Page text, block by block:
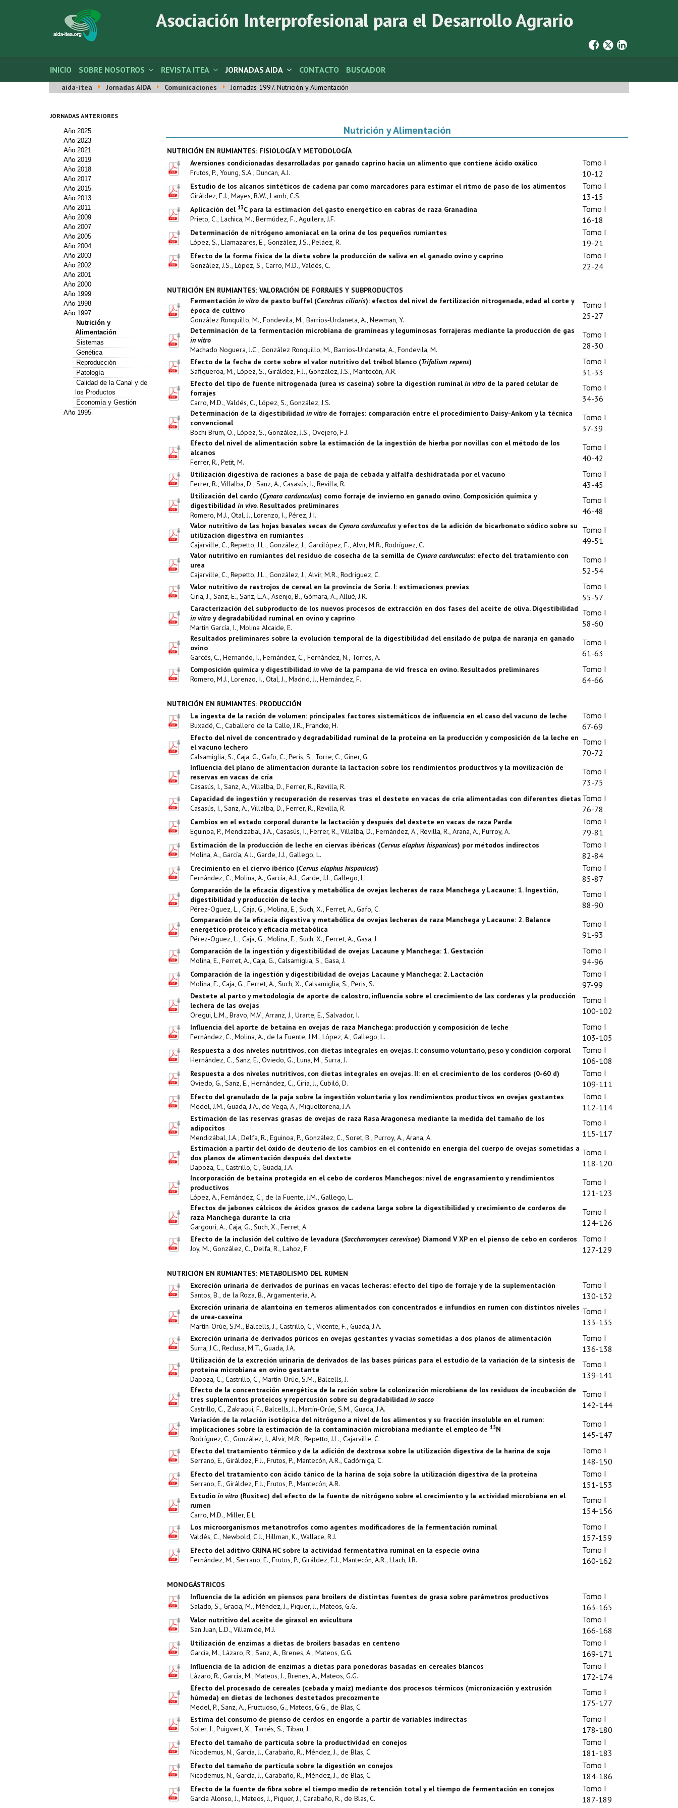
INICIO SOBRE NOSOTROS REVISTA ITEA JORNADAS AIDA CONTACTO BUSCADOR
aida-itea Jornadas AIDA Comunicaciones Jornadas 1997. Nutrición y Alimentación
JORNADAS ANTERIORES
Año 2025
Año 2023
Año 2021
Año 2019
Año 2018
Año 2017
Año 2015
Año 2013
Año 2011
Año 2009
Año 2007
Año 2005
Año 2004
Año 2003
Año 2002
Año 2001
Año 2000
Año 1999
Año 1998
Año 1997
Nutrición y
Alimentación
Sistemas
Genética
Reproducción
Patología
Calidad de la Canal y de
los Productos
Economía y Gestión
Año 1995
Nutrición y Alimentación
NUTRICIÓN EN RUMIANTES: FISIOLOGÍA Y METODOLOGÍA
Aversiones condicionadas desarrolladas por ganado caprino hacia un alimento que contiene ácido oxálico
Frutos, P., Young, S.A., Duncan, A.J.
Tomo I
10-12
Estudio de los alcanos sintéticos de cadena par como marcadores para estimar el ritmo de paso de los alimentos
Giráldez, F.J., Mayes, R.W., Lamb, C.S.
Tomo I
13-15
Aplicación del 13C para la estimación del gasto energético en cabras de raza Granadina
Prieto, C., Lachica, M., Bermúdez, F., Aguilera, J.F.
Tomo I
16-18
Determinación de nitrógeno amoniacal en la orina de los pequeños rumiantes
López, S., Llamazares, E., González, J.S., Peláez, R.
Tomo I
19-21
Efecto de la forma física de la dieta sobre la producción de saliva en el ganado ovino y caprino
González, J.S., López, S., Carro, M.D., Valdés, C.
Tomo I
22-24
NUTRICIÓN EN RUMIANTES: VALORACIÓN DE FORRAJES Y SUBPRODUCTOS
Fermentación in vitro de pasto buffel (Cenchrus ciliaris): efectos del nivel de fertilización nitrogenada, edad al corte y
época de cultivo
González Ronquillo, M., Fondevila, M., Barrios‑Urdaneta, A., Newman, Y.
Tomo I
25-27
Determinación de la fermentación microbiana de gramíneas y leguminosas forrajeras mediante la producción de gas
in vitro
Machado Noguera, J.C., González Ronquillo, M., Barrios‑Urdaneta, A., Fondevila, M.
Tomo I
28-30
Efecto de la fecha de corte sobre el valor nutritivo del trébol blanco (Trifolium repens)
Safigueroa, M., López, S., Giráldez, F.J., González, J.S., Mantecón, A.R.
Tomo I
31-33
Efecto del tipo de fuente nitrogenada (urea vs caseína) sobre la digestión ruminalin vitro de la pared celular de
forrajes
Carro, M.D., Valdés, C., López, S., González, J.S.
Tomo I
34-36
Determinación de la digestibilidad in vitro de forrajes: comparación entre el procedimiento Daisy-Ankom y la técnica
convencional
Bochi Brum, O., López, S., González, J.S., Ovejero, F.J.
Tomo I
37-39
Efecto del nivel de alimentación sobre la estimación de la ingestión de hierba por novillas con el método de los
alcanos
Ferrer, R., Petit, M.
Tomo I
40-42
Utilización digestiva de raciones a base de paja de cebada y alfalfa deshidratada por el vacuno
Ferrer, R., Villalba, D., Sanz, A., Casasús, I., Revilla, R.
Tomo I
43-45
Utilización del cardo (Cynara cardunculus) como forraje de invierno en ganado ovino. Composición química y
digestibilidad in vivo. Resultados preliminares
Romero, M.J., Otal, J., Lorenzo, I., Pérez, J.I.
Tomo I
46-48
Valor nutritivo de las hojas basales secas de Cynara cardunculus y efectos de la adición de bicarbonato sódico sobre su
utilización digestiva en rumiantes
Cajarville, C., Repetto, J.L., González, J., Garcilópez, F., Alvir, M.R., Rodríguez, C.
Tomo I
49-51
Valor nutritivo en rumiantes del residuo de cosecha de la semilla de Cynara cardunculus: efecto del tratamiento con
urea
Cajarville, C., Repetto, J.L., González, J., Alvir, M.R., Rodríguez, C.
Tomo I
52-54
Valor nutritivo de rastrojos de cereal en la provincia de Soria. I: estimaciones previas
Ciria, J., Sanz, E., Sanz, L.A., Asenjo, B., Gómara, A., Allué, J.R.
Tomo I
55-57
Caracterización del subproducto de los nuevos procesos de extracción en dos fases del aceite de oliva. Digestibilidad
in vitro y degradabilidad ruminal en ovino y caprino
Martín García, I., Molina Alcaide, E.
Tomo I
58-60
Resultados preliminares sobre la evolución temporal de la digestibilidad del ensilado de pulpa de naranja en ganado
ovino
Garcés, C., Hernando, I., Fernández, C., Fernández, N., Torres, A.
Tomo I
61-63
Composición química y digestibilidad in vivo de la pampana de vid fresca en ovino. Resultados preliminares
Romero, M.J., Lorenzo, I., Otal, J., Madrid, J., Hernández, F.
Tomo I
64-66
NUTRICIÓN EN RUMIANTES: PRODUCCIÓN
La ingesta de la ración de volumen: principales factores sistemáticos de influencia en el caso del vacuno de leche
Buxadé, C., Caballero de la Calle, J.R., Francke, H.
Tomo I
67-69
Efecto del nivel de concentrado y degradabilidad ruminal de la proteína en la producción y composición de la leche en
el vacuno lechero
Calsamiglia, S., Caja, G., Gafo, C., Peris, S., Torre, C., Giner, G.
Tomo I
70-72
Influencia del plano de alimentación durante la lactación sobre los rendimientos productivos y la movilización de
reservas en vacas de cría
Casasús, I., Sanz, A., Villalba, D., Ferrer, R., Revilla, R.
Tomo I
73-75
Capacidad de ingestión y recuperación de reservas tras el destete en vacas de cría alimentadas con diferentes dietas
Casasús, I., Sanz, A., Villalba, D., Ferrer, R., Revilla, R.
Tomo I
76-78
Cambios en el estado corporal durante la lactación y después del destete en vacas de raza Parda
Eguinoa, P., Mendizábal, J.A., Casasús, I., Ferrer, R., Villalba, D., Fernández, A., Revilla, R., Arana, A., Purroy, A.
Tomo I
79-81
Estimación de la producción de leche en ciervas ibéricas (Cervus elaphus hispanicus) por métodos indirectos
Molina, A., García, A.J., Garde, J.J., Gallego, L.
Tomo I
82-84
Crecimiento en el ciervo ibérico (Cervus elaphus hispanicus)
Fernández, C., Molina, A., García, A.J., Garde, J.J., Gallego, L.
Tomo I
85-87
Comparación de la eficacia digestiva y metabólica de ovejas lecheras de raza Manchega y Lacaune: 1. Ingestión,
digestibilidad y producción de leche
Pérez‑Oguez, L., Caja, G., Molina, E., Such, X., Ferret, A., Gafo, C.
Tomo I
88-90
Comparación de la eficacia digestiva y metabólica de ovejas lecheras de raza Manchega y Lacaune: 2. Balance
energético‑proteico y eficacia metabólica
Pérez‑Oguez, L., Caja, G., Molina, E., Such, X., Ferret, A., Gasa, J.
Tomo I
91-93
Comparación de la ingestión y digestibilidad de ovejas Lacaune y Manchega: 1. Gestación
Molina, E., Ferret, A., Caja, G., Calsamiglia, S., Gasa, J.
Tomo I
94-96
Comparación de la ingestión y digestibilidad de ovejas Lacaune y Manchega: 2. Lactación
Molina, E., Caja, G., Ferret, A., Such, X., Calsamiglia, S., Peris, S.
Tomo I
97-99
Destete al parto y metodología de aporte de calostro, influencia sobre el crecimiento de las corderas y la producción
lechera de las ovejas
Oregui, L.M., Bravo, M.V., Arranz, J., Urarte, E., Salvador, I.
Tomo I
100-102
Influencia del aporte de betaína en ovejas de raza Manchega: producción y composición de leche
Fernández, C., Molina, A., de la Fuente, J.M., López, A., Gallego, L.
Tomo I
103-105
Respuesta a dos niveles nutritivos, con dietas integrales en ovejas. I: consumo voluntario, peso y condición corporal
Hernández, C., Sanz, E., Oviedo, G., Luna, M., Surra, J.
Tomo I
106-108
Respuesta a dos niveles nutritivos, con dietas integrales en ovejas. II: en el crecimiento de los corderos (0-60 d)
Oviedo, G., Sanz, E., Hernández, C., Ciria, J., Cubiló, D.
Tomo I
109-111
Efecto del granulado de la paja sobre la ingestión voluntaria y los rendimientos productivos en ovejas gestantes
Medel, J.M., Guada, J.A., de Vega, A., Migueltorena, J.A.
Tomo I
112-114
Estimación de las reservas grasas de ovejas de raza Rasa Aragonesa mediante la medida del tamaño de los
adipocitos
Mendizábal, J.A., Delfa, R., Eguinoa, P., González, C., Soret, B., Purroy, A., Arana, A.
Tomo I
115-117
Estimación a partir del óxido de deuterio de los cambios en el contenido en energía del cuerpo de ovejas sometidas a
dos planos de alimentación después del destete
Dapoza, C., Castrillo, C., Guada, J.A.
Tomo I
118-120
Incorporación de betaína protegida en el cebo de corderos Manchegos: nivel de engrasamiento y rendimientos
productivos
López, A., Fernández, C., de la Fuente, J.M., Gallego, L.
Tomo I
121-123
Efectos de jabones cálcicos de ácidos grasos de cadena larga sobre la digestibilidad y crecimiento de corderos de
raza Manchega durante la cría
Gargouri, A., Caja, G., Such, X., Ferret, A.
Tomo I
124-126
Efecto de la inclusión del cultivo de levadura (Saccharomyces cerevisae) Diamond V XP en el pienso de cebo en corderos
Joy, M., González, C., Delfa, R., Lahoz, F.
Tomo I
127-129
NUTRICIÓN EN RUMIANTES: METABOLISMO DEL RUMEN
Excreción urinaria de derivados de purinas en vacas lecheras: efecto del tipo de forraje y de la suplementación
Santos, B., de la Roza, B., Argamentería, A.
Tomo I
130-132
Excreción urinaria de alantoína en terneros alimentados con concentrados e infundios en rumen con distintos niveles
de urea‑caseína
Martín‑Orúe, S.M., Balcells, J., Castrillo, C., Vicente, F., Guada, J.A.
Tomo I
133-135
Excreción urinaria de derivados púricos en ovejas gestantes y vacías sometidas a dos planos de alimentación
Surra, J.C., Reclusa, M.T., Guada, J.A.
Tomo I
136-138
Utilización de la excreción urinaria de derivados de las bases púricas para el estudio de la variación de la síntesis de
proteína microbiana en ovino gestante
Dapoza, C., Castrillo, C., Martín‑Orúe, S.M., Balcells, J.
Tomo I
139-141
Efecto de la concentración energética de la ración sobre la colonización microbiana de los residuos de incubación de
tres suplementos proteicos y repercusión sobre su degradabilidad in sacco
Castrillo, C., Zakraoui, F., Balcells, J., Martín‑Orúe, S.M., Guada, J.A.
Tomo I
142-144
Variación de la relación isotópica del nitrógeno a nivel de los alimentos y su fracción insoluble en el rumen:
implicaciones sobre la estimación de la contaminación microbiana mediante el empleo de 15N
Rodríguez, C., González, J., Alvir, M.R., Repetto, J.L., Cajarville, C.
Tomo I
145-147
Efecto del tratamiento térmico y de la adición de dextrosa sobre la utilización digestiva de la harina de soja
Serrano, E., Giráldez, F.J., Frutos, P., Mantecón, A.R., Cadórniga, C.
Tomo I
148-150
Efecto del tratamiento con ácido tánico de la harina de soja sobre la utilización digestiva de la proteína
Serrano, E., Giráldez, F.J., Frutos, P., Mantecón, A.R.
Tomo I
151-153
Estudio in vitro (Rusitec) del efecto de la fuente de nitrógeno sobre el crecimiento y la actividad microbiana en el
rumen
Carro, M.D., Miller, E.L.
Tomo I
154-156
Los microorganismos metanotrofos como agentes modificadores de la fermentación ruminal
Valdés, C., Newbold, C.J., Hillman, K., Wallace, R.J.
Tomo I
157-159
Efecto del aditivo CRINA HC sobre la actividad fermentativa ruminal en la especie ovina
Fernández, M., Serrano, E., Frutos, P., Giráldez, F.J., Mantecón, A.R., Llach, J.R.
Tomo I
160-162
MONOGÁSTRICOS
Influencia de la adición en piensos para broilers de distintas fuentes de grasa sobre parámetros productivos
Salado, S., Gracia, M., Méndez, J., Piquer, J., Mateos, G.G.
Tomo I
163-165
Valor nutritivo del aceite de girasol en avicultura
San Juan, L.D., Villamide, M.J.
Tomo I
166-168
Utilización de enzimas a dietas de broilers basadas en centeno
García, M., Lázaro, R., Sanz, A., Brenes, A., Mateos, G.G.
Tomo I
169-171
Influencia de la adición de enzimas a dietas para ponedoras basadas en cereales blancos
Lázaro, R., García, M., Mateos, J., Brenes, A., Mateos, G.G.
Tomo I
172-174
Efecto del procesado de cereales (cebada y maíz) mediante dos procesos térmicos (micronización y extrusión
húmeda) en dietas de lechones destetados precozmente
Medel, P., Sanz, A., Fructuoso, G., Mateos, G.G., de Blas, C.
Tomo I
175-177
Estima del consumo de pienso de cerdos en engorde a partir de variables indirectas
Soler, J., Puigvert, X., Tarrés, S., Tibau, J.
Tomo I
178-180
Efecto del tamaño de partícula sobre la productividad en conejos
Nicodemus, N., García, J., Carabaño, R., Méndez, J., de Blas, C.
Tomo I
181-183
Efecto del tamaño de partícula sobre la digestión en conejos
Nicodemus, N., García, J., Carabaño, R., Méndez, J., de Blas, C.
Tomo I
184-186
Efecto de la fuente de fibra sobre el tiempo medio de retención total y el tiempo de fermentación en conejos
García Alonso, J., Mateos, J., Piquer, J., Carabaño, R., de Blas, C.
Tomo I
187-189